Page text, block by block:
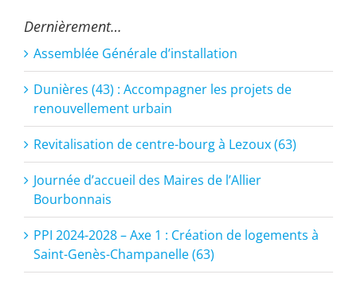
Dernièrement…
Assemblée Générale d’installation
Dunières (43) : Accompagner les projets de
renouvellement urbain
Revitalisation de centre-bourg à Lezoux (63)
Journée d’accueil des Maires de l’Allier
Bourbonnais
PPI 2024-2028 – Axe 1 : Création de logements à
Saint-Genès-Champanelle (63)